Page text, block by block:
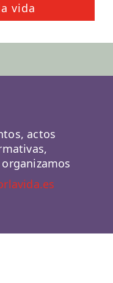
vida
actos